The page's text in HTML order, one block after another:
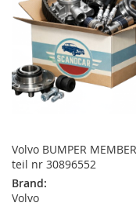
Volvo BUMPER
teil nr 30896552
Brand:
Volvo